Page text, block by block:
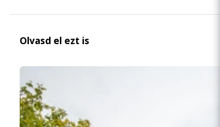
Olvasd el ezt is